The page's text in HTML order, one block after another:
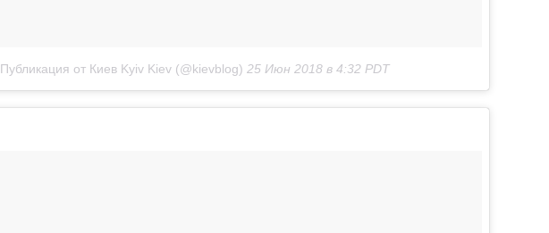
Публикация от Киев Kyiv Kiev (@kievblog) 25 Июн 2018 в 4:32 PDT